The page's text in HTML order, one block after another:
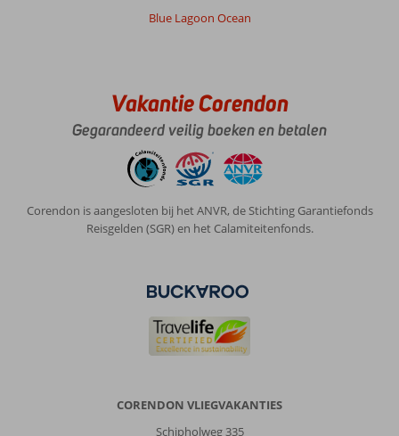
Blue Lagoon Ocean
Vakantie Corendon
Gegarandeerd veilig boeken en betalen
Corendon is aangesloten bij het ANVR, de Stichting Garantiefonds
Reisgelden (SGR) en het Calamiteitenfonds.
CORENDON VLIEGVAKANTIES
Schipholweg 335